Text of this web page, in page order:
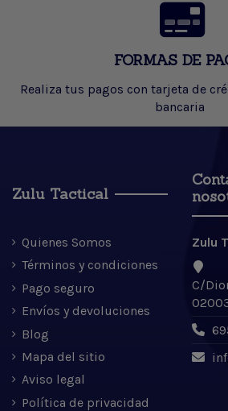
FORMAS DE
Realiza tus pagos con tarjeta de
bancaria
Zulu Tactical
Quienes Somos
Términos y condiciones
Pago seguro
Envíos y devoluciones
Blog
Mapa del sitio
Aviso legal
Política de privacidad
Zulu
C/